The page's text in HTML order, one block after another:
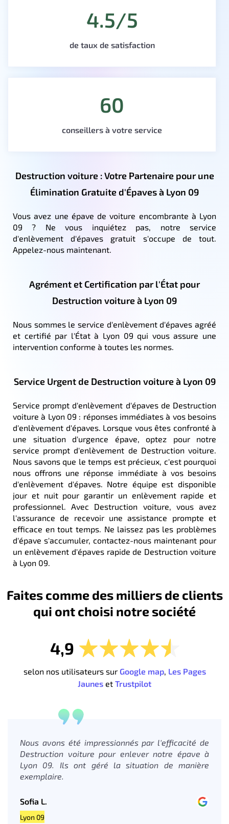
4.5/5
de taux de satisfaction
60
conseillers à votre service
Destruction voiture : Votre Partenaire pour une
Élimination Gratuite d'Épaves à Lyon 09
Vous avez une épave de voiture encombrante à Lyon
09 ? Ne vous inquiétez pas, notre service
d'enlèvement d'épaves gratuit s'occupe de tout.
Appelez-nous maintenant.
Agrément et Certification par l'État pour
Destruction voiture à Lyon 09
Nous sommes le service d'enlèvement d'épaves agréé
et certifié par l'État à Lyon 09 qui vous assure une
intervention conforme à toutes les normes.
Service Urgent de Destruction voiture à Lyon 09
Service prompt d'enlèvement d'épaves de Destruction
voiture à Lyon 09 : réponses immédiates à vos besoins
d'enlèvement d'épaves. Lorsque vous êtes confronté à
une situation d'urgence épave, optez pour notre
service prompt d'enlèvement de Destruction voiture.
Nous savons que le temps est précieux, c'est pourquoi
nous offrons une réponse immédiate à vos besoins
d'enlèvement d'épaves. Notre équipe est disponible
jour et nuit pour garantir un enlèvement rapide et
professionnel. Avec Destruction voiture, vous avez
l'assurance de recevoir une assistance prompte et
efficace en tout temps. Ne laissez pas les problèmes
d'épave s'accumuler, contactez-nous maintenant pour
un enlèvement d'épaves rapide de Destruction voiture
à Lyon 09.
Faites comme des milliers de clients
qui ont choisi notre société
4,9
selon nos utilisateurs sur Google map, Les Pages
Jaunes et Trustpilot
Nous avons été impressionnés par l'efficacité de
Destruction voiture pour enlever notre épave à
Lyon 09. Ils ont géré la situation de manière
exemplaire.
Sofia L.
Lyon 09